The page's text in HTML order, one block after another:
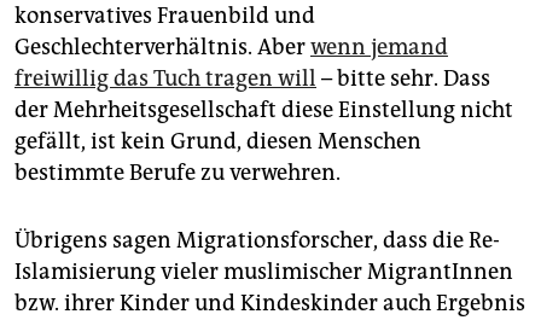
konservatives Frauenbild und
Geschlechterverhältnis. Aberwenn jemand
freiwillig das Tuch tragen will – bitte sehr. Dass
der Mehrheitsgesellschaft diese Einstellung nicht
gefällt, ist kein Grund, diesen Menschen
bestimmte Berufe zu verwehren.
Übrigens sagen Migrationsforscher, dass die Re-
Islamisierung vieler muslimischer MigrantInnen
bzw. ihrer Kinder und Kindeskinder auch Ergebnis